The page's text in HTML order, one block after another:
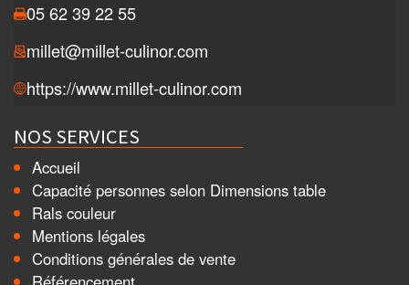
05 62 39 22 55
millet@millet-culinor.com
https://www.millet-culinor.com
NOS SERVICES
Accueil
Capacité personnes selon Dimensions table
Rals couleur
Mentions légales
Conditions générales de vente